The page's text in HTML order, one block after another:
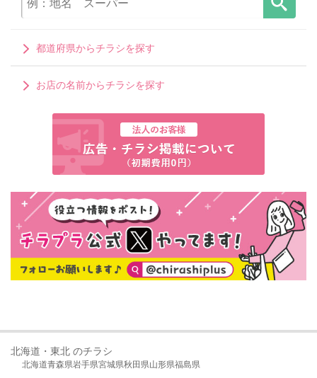
都道府県からチラシを探す
お店の名前からチラシを探す
北海道・東北 のチラシ
北海道青森県岩手県宮城県秋田県山形県福島県